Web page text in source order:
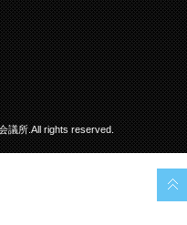
議所.All rights reserved.